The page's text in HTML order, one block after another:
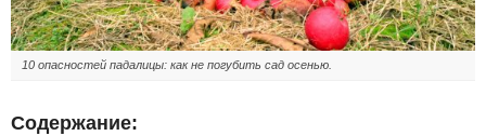
10 опасностей падалицы: как не погубить сад осенью.
Содержание: